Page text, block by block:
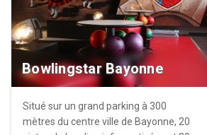
Bowlingstar Bayonne
Situé sur un grand parking à 300
mètres du centre ville de Bayonne, 20